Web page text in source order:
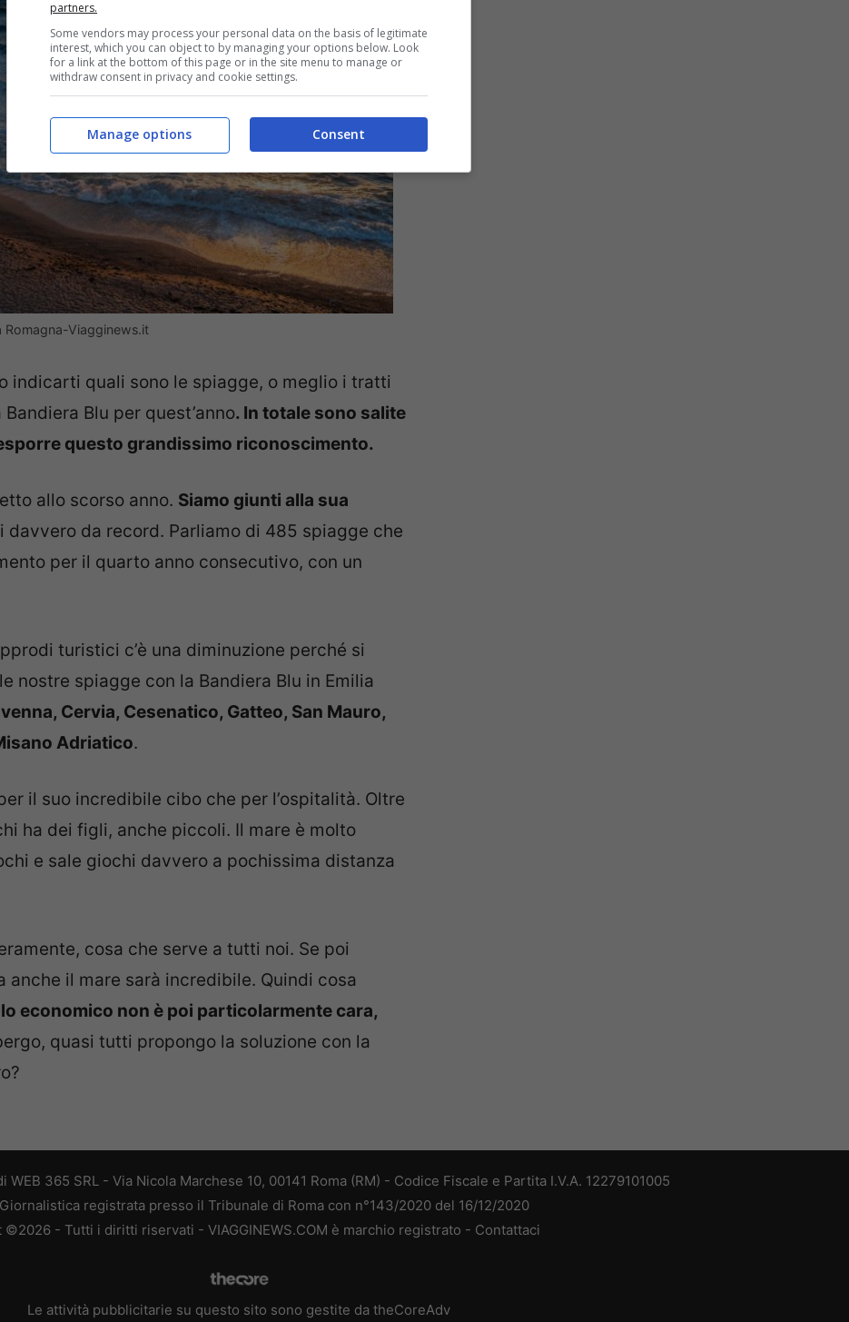
Romagna-Viagginews.it
indicarti quali sono le spiagge, o meglio i tratti
Blu per quest’anno. In totale sono salite
questo grandissimo riconoscimento.
allo scorso anno. Siamo giunti alla sua
davvero da record. Parliamo di 485 spiagge che
per il quarto anno consecutivo, con un
turistici c’è una diminuzione perché si
nostre spiagge con la Bandiera Blu in Emilia
Cervia, Cesenatico, Gatteo, San Mauro,
Adriatico.
il suo incredibile cibo che per l’ospitalità. Oltre
ha dei figli, anche piccoli. Il mare è molto
e sale giochi davvero a pochissima distanza
cosa che serve a tutti noi. Se poi
il mare sarà incredibile. Quindi cosa
economico non è poi particolarmente cara,
quasi tutti propongo la soluzione con la
365 SRL - Via Nicola Marchese 10, 00141 Roma (RM) - Codice Fiscale e Partita I.V.A. 12279101005
registrata presso il Tribunale di Roma con n°143/2020 del 16/12/2020
©2026 - Tutti i diritti riservati - VIAGGINEWS.COM è marchio registrato - Contattaci
Le attività pubblicitarie su questo sito sono gestite da theCoreAdv
partners.
Some vendors may process your personal data on the basis of legitimate
interest, which you can object to by managing your options below. Look
for a link at the bottom of this page or in the site menu to manage or
withdraw consent in privacy and cookie settings.
Consent
Manage options